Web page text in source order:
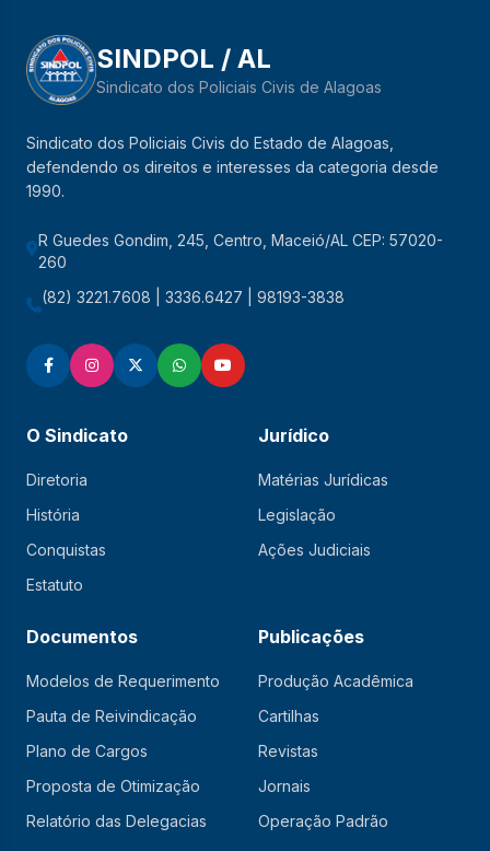
SINDPOL / AL
Sindicato dos Policiais Civis de Alagoas
Sindicato dos Policiais Civis do Estado de Alagoas,
defendendo os direitos e interesses da categoria desde
1990.
R Guedes Gondim, 245, Centro, Maceió/AL CEP: 57020-
260
(82) 3221.7608 | 3336.6427 | 98193-3838
O Sindicato
Diretoria
História
Conquistas
Estatuto
Jurídico
Matérias Jurídicas
Legislação
Ações Judiciais
Documentos
Modelos de Requerimento
Pauta de Reivindicação
Plano de Cargos
Proposta de Otimização
Relatório das Delegacias
Publicações
Produção Acadêmica
Cartilhas
Revistas
Jornais
Operação Padrão